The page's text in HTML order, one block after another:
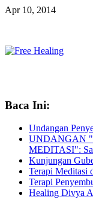
Apr 10, 2014
Baca Ini:
Undangan
UNDANGAN
MEDITASI":
Kunjungan
Terapi Meditasi
Terapi
Healing Divya